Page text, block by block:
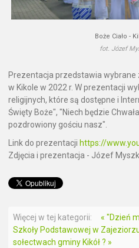
Boże Ciało -
fot. Józef
Prezentacja przedstawia wybrane
w Kikole w 2022 r. W prezentacji
religijnych, które są dostępne i
Święty Boże", "Niech będzie
pozdrowiony gościu nasz".
Link do prezentacji https://
Zdjęcia i prezentacja - Józef
Więcej w tej kategorii:
« "Dzień
Szkoły Podstawowej w
sołectwach gminy Kikół ? »